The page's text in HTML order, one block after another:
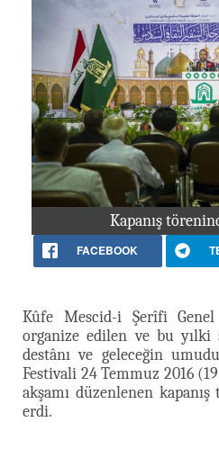
Kapanış
FACEBOOK
Kûfe Mescid-i Şerîfi Genel
organize edilen ve bu yılki
destânı ve geleceğin
Festivali 24 Temmuz 2016
akşamı düzenlenen
erdi.